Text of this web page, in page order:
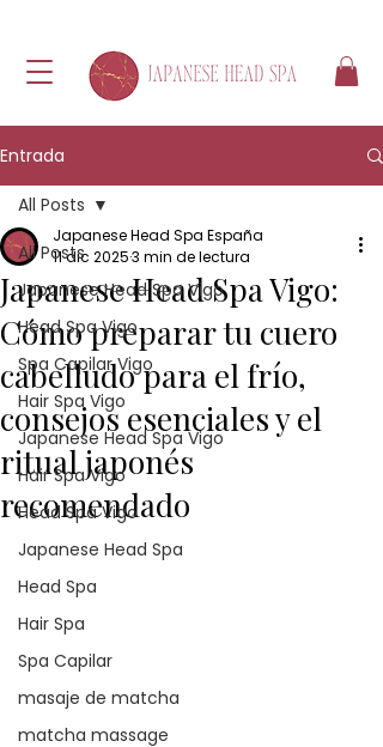
Entrada
All Posts
Japanese Head Spa Vigo
Head Spa Vigo
Spa Capilar Vigo
Hair Spa Vigo
Japanese Head Spa Vigo
Hair Spa Vigo
Head Spa Vigo
Japanese Head Spa
Head Spa
Hair Spa
Spa Capilar
masaje de matcha
matcha massage
All Posts
Japanese Head Spa Vigo:
Cómo preparar tu cuero
cabelludo para el frío,
consejos esenciales y el
ritual japonés
recomendado
Japanese Head Spa España
11 dic 20253 min de lectura